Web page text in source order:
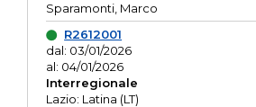
Sparamonti, Marco
R2612001
dal: 03/01/2026
al: 04/01/2026
Interregionale
Lazio: Latina (LT)